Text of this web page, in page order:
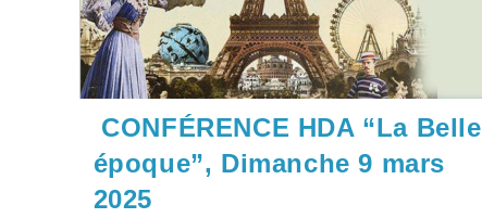
CONFÉRENCE HDA “La Belle
époque”, Dimanche 9 mars
2025